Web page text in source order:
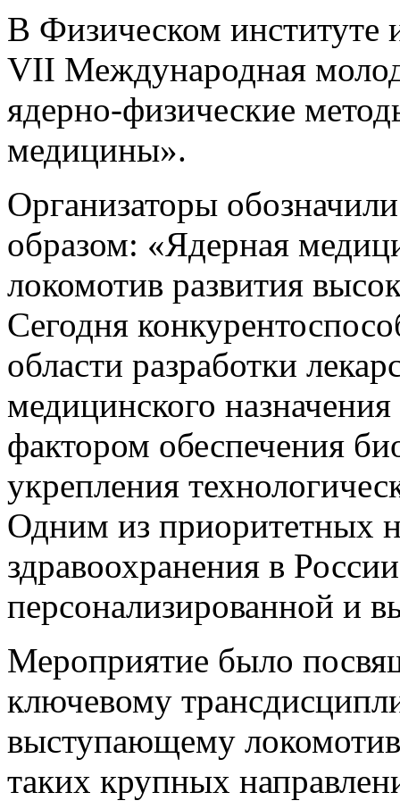
В Физическом
VII Международная
ядерно-физические
медицины».
Организаторы
образом: «Ядерная
локомотив развития
Сегодня
области разработки
медицинского
фактором обеспечения
укрепления
Одним из приоритетных
здравоохранения в
персонализированной и
Мероприятие было
ключевому
выступающему
таких крупных